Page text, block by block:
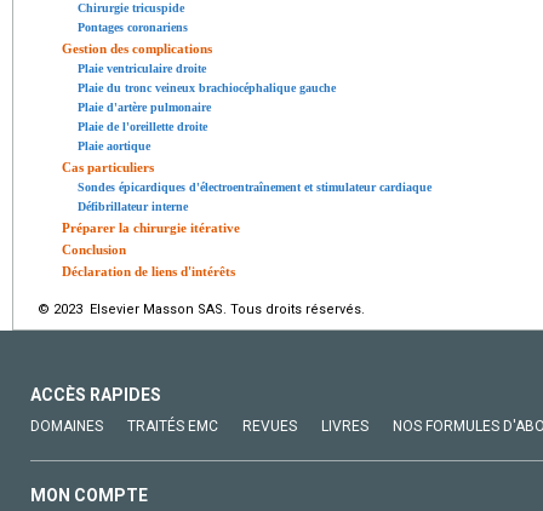
Chirurgie tricuspide
Pontages coronariens
Gestion des complications
Plaie ventriculaire droite
Plaie du tronc veineux brachiocéphalique gauche
Plaie d'artère pulmonaire
Plaie de l'oreillette droite
Plaie aortique
Cas particuliers
Sondes épicardiques d'électroentraînement et stimulateur cardiaque
Défibrillateur interne
Préparer la chirurgie itérative
Conclusion
Déclaration de liens d'intérêts
© 2023 Elsevier Masson SAS. Tous droits réservés.
ACCÈS RAPIDES
DOMAINES TRAITÉS EMC REVUES LIVRES NOS FORMULES
MON COMPTE